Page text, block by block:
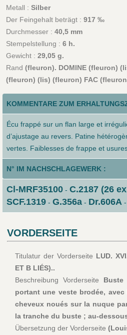
Metall : Silber
Der Feingehalt beträgt : 917 ‰
Durchmesser : 40,5 mm
Stempelstellung : 6 h.
Gewicht : 29,05 g.
Rand (fleuron). DOMINE (fleuron)
(fleuron) (lis) (fleuron) FAC
KOMMENTARE ZUM
Écu frappé sur un flan large et
d’ajustage au revers. Patine
vertes. Faiblesses de frappe et
N° IM NACHSCHLAGEWERK :
Cl-MRF35100- C.2187 (26
SCF.1319- G.356a- Dr.606A -
VORDERSEITE
Titulatur der Vorderseite LUD.
ET B LIÉS)..
Beschreibung Vorderseite
portant une veste brodée,
cheveux noués sur la nuque
la tranche du buste ; au-
Übersetzung der Vorderseite